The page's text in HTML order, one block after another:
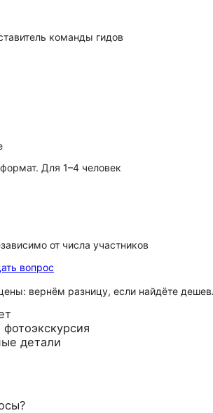
команды гидов
Для 1–4 человек
от числа участников
вопрос
вернём разницу, если найдёте
детали